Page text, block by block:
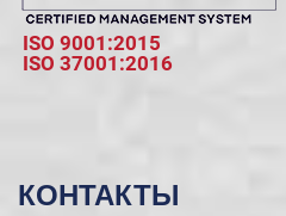
ISO 9001:2015
ISO 37001:2016
КОНТАКТЫ